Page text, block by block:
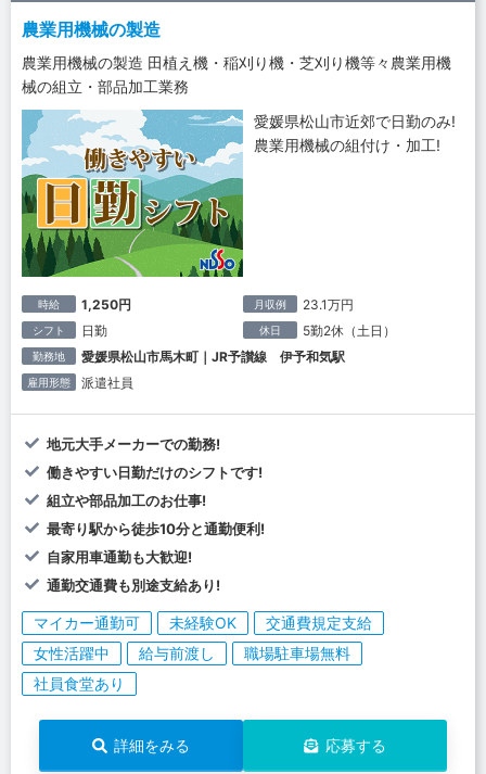
農業用機械の製造
農業用機械の製造 田植え機・稲刈り機・芝刈り機等々農業用機
械の組立・部品加工業務
愛媛県松山市近郊で日勤のみ!
農業用機械の組付け・加工!
時給 1,250円 月収例 23.1万円
シフト 日勤 休日 5勤2休（土日）
勤務地 愛媛県松山市馬木町｜JR予讃線 伊予和気駅
雇用形態 派遣社員
地元大手メーカーでの勤務!
働きやすい日勤だけのシフトです!
組立や部品加工のお仕事!
最寄り駅から徒歩10分と通勤便利!
自家用車通勤も大歓迎!
通勤交通費も別途支給あり!
マイカー通勤可 未経験OK
交通費規定支給
女性活躍中
給与前渡し
職場駐車場無料
社員食堂あり
詳細をみる 応募する